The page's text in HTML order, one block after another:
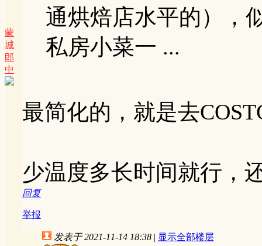
蒙
城
郎
中
通烘焙店水平的），
私房小菜一 ...
最简化的，就是去
少温度多长时间就行，
回复
举报
发表于 2021-11-14 18:38 | 显示全部楼层